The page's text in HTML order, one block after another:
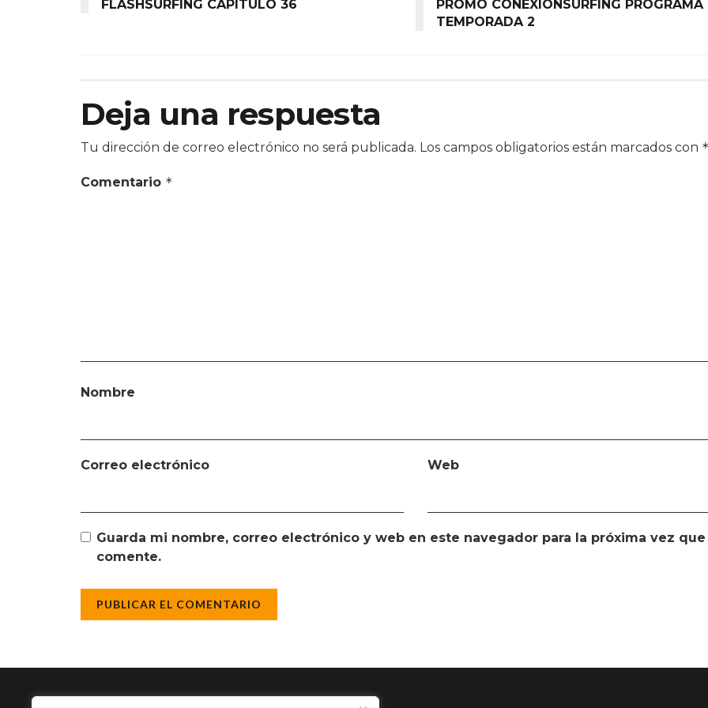
FLASHSURFING CAPÍTULO 36
PROMO CONEXIONSURFING PROGRAMA
TEMPORADA 2
Deja una respuesta
Tu dirección de correo electrónico no será publicada. Los campos obligatorios están marcados con
Comentario *
Nombre
Correo electrónico Web
Guarda mi nombre, correo electrónico y web en este navegador para la próxima vez que
comente.